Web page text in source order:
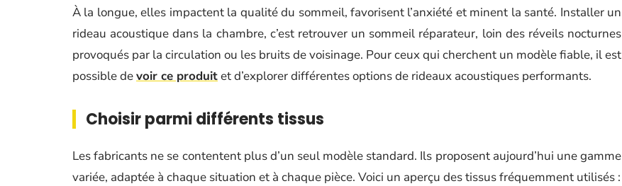
À la longue, elles impactent la qualité du sommeil, favorisent l’anxiété et minent la santé. Installer un
rideau acoustique dans la chambre, c’est retrouver un sommeil réparateur, loin des réveils nocturnes
provoqués par la circulation ou les bruits de voisinage. Pour ceux qui cherchent un modèle fiable, il est
possible devoir ce produitet d’explorer différentes options de rideaux acoustiques performants.
Choisir parmi différents tissus
Les fabricants ne se contentent plus d’un seul modèle standard. Ils proposent aujourd’hui une gamme
variée, adaptée à chaque situation et à chaque pièce. Voici un aperçu des tissus fréquemment utilisés :